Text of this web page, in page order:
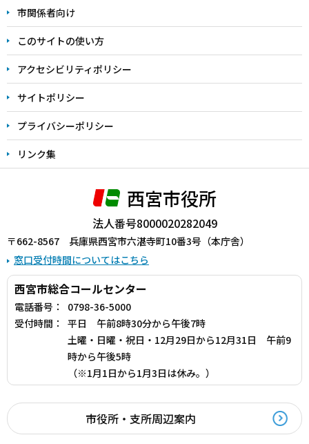
こ
ま
で
市関係者向け
このサイトの使い方
アクセシビリティポリシー
サイトポリシー
プライバシーポリシー
リンク集
西宮市役所
法人番号8000020282049
〒662-8567 兵庫県西宮市六湛寺町10番3号（本庁舎）
窓口受付時間についてはこちら
西宮市総合コールセンター
電話番号：
0798-36-5000
受付時間：
平日 午前8時30分から午後7時
土曜・日曜・祝日・12月29日から12月31日 午前9
時から午後5時
（※1月1日から1月3日は休み。）
市役所・支所周辺案内